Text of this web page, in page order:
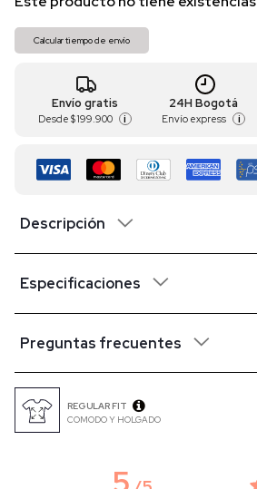
Calcular tiempo de envío
Envío gratis
Desde $ 199.900 i
24H Bogotá
Envío express i
Descripción
Especificaciones
Preguntas frecuentes
REGULAR FIT
COMODO Y HOLGADO